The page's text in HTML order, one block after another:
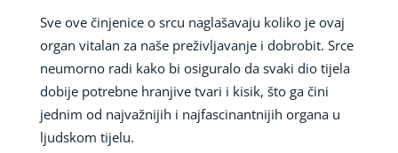
Sve ove činjenice o srcu naglašavaju koliko je ovaj
organ vitalan za naše preživljavanje i dobrobit. Srce
neumorno radi kako bi osiguralo da svaki dio tijela
dobije potrebne hranjive tvari i kisik, što ga čini
jednim od najvažnijih i najfascinantnijih organa u
ljudskom tijelu.